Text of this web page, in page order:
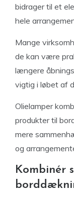
bidrager til et
hele
Mange
de kan være
længere
vigtig i løbet af
Olielamper
produkter til
mere
og
Kombinér